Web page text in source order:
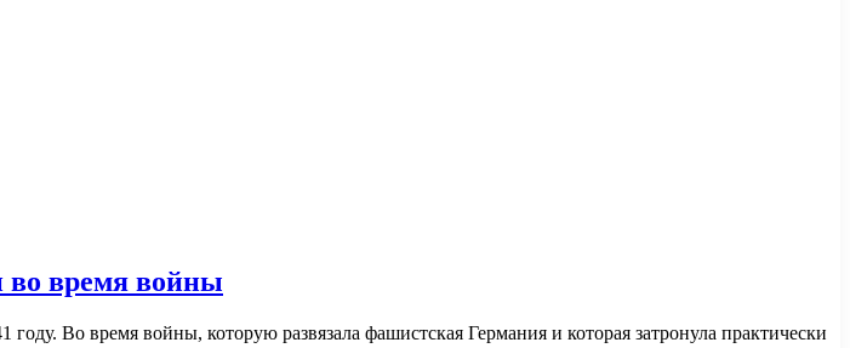
во время войны
Во время войны, которую развязала фашистская Германия и которая затронула практически